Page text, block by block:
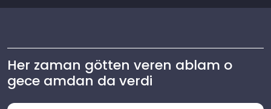
Her zaman götten veren ablam o
gece amdan da verdi